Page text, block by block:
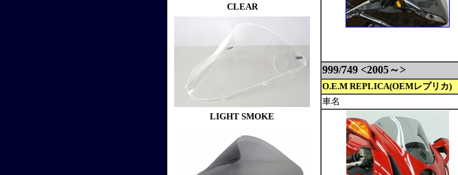
CLEAR
LIGHT SMOKE
999/749 <2005～>
O.E.M REPLICA(OEMレプリカ)
車名